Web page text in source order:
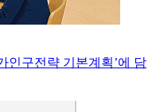
인구전략 기본계획’에 담